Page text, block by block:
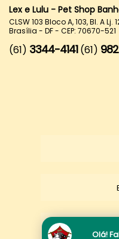
Lex e Lulu - Pet Shop
CLSW 103 Bloco A, 103, Bl. A
Brasília - DF - CEP: 70670-521
(61) 3344-4141 (61)
Olá!